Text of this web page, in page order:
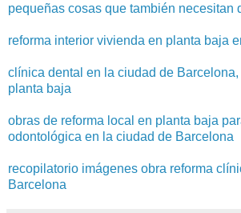
pequeñas cosas que también necesitan
reforma interior vivienda en planta baja
clínica dental en la ciudad de
planta baja
obras de reforma local en planta baja
odontológica en la ciudad de Barcelona
recopilatorio imágenes obra reforma
Barcelona